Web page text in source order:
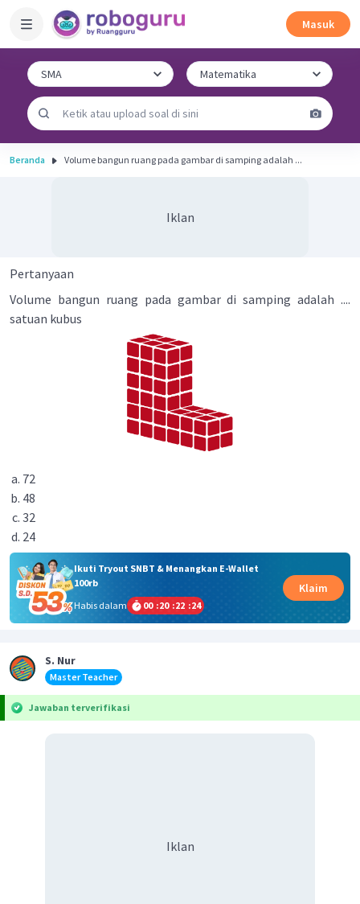
Masuk
Beranda Volume bangun ruang pada gambar di samping adalah ...
Iklan
Pertanyaan
Volume bangun ruang pada gambar di samping adalah ....
satuan kubus
72
48
32
24
Ikuti Tryout SNBT & Menangkan E-Wallet
100rb
Habis dalam
00 :20 :22 :24
Klaim
S. Nur
Master Teacher
Jawaban terverifikasi
Iklan